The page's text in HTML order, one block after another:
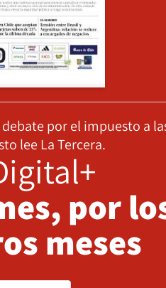
por el impuesto a
lee La Tercera.
por
meses